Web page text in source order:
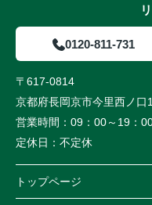
0120-811-731
〒617-0814
京都府長岡京市今里西ノ
営業時間： 09：00～19：
定休日： 不定休
トップページ